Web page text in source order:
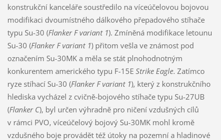
konstrukční kanceláře soustředilo na víceúčelovou bojovou
modifikaci dvoumístného dálkového přepadového stíhače
typu Su-30 (Flanker F variant 1). Zmíněná modifikace letounu
Su-30 (Flanker F variant 1) přitom vešla ve známost pod
označením Su-30MK a měla se stát plnohodnotným
konkurentem amerického typu F-15E Strike Eagle. Zatímco
ryze stíhací Su-30 (Flanker F variant 1), který z konstrukčního
hlediska vycházel z cvičně-bojového stíhače typu Su-27UB
(Flanker C), byl určen výhradně pro ničení vzdušných cílů
v rámci PVO, víceúčelový bojový Su-30MK mohl kromě
vzdušného boje provádět též útoky na pozemní a hladinové